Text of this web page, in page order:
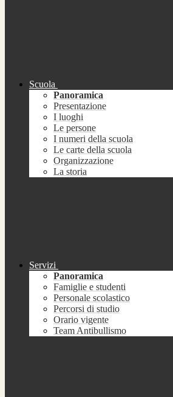
Scuola
Panoramica
Presentazione
I luoghi
Le persone
I numeri della scuola
Le carte della scuola
Organizzazione
La storia
Servizi
Panoramica
Famiglie e studenti
Personale scolastico
Percorsi di studio
Orario vigente
Team Antibullismo